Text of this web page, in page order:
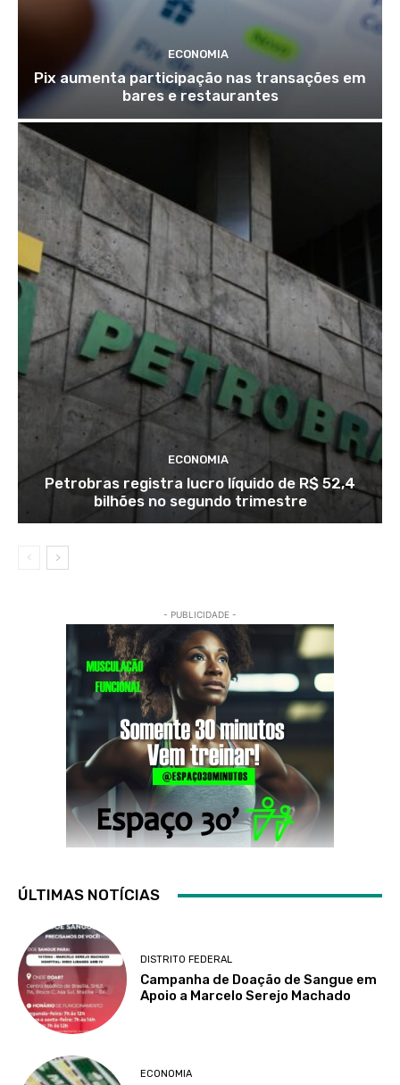
ECONOMIA
Pix aumenta participação nas transações em
bares e restaurantes
ECONOMIA
Petrobras registra lucro líquido de R$ 52,4
bilhões no segundo trimestre
- PUBLICIDADE -
ÚLTIMAS NOTÍCIAS
DISTRITO FEDERAL
Campanha de Doação de Sangue em
Apoio a Marcelo Serejo Machado
ECONOMIA